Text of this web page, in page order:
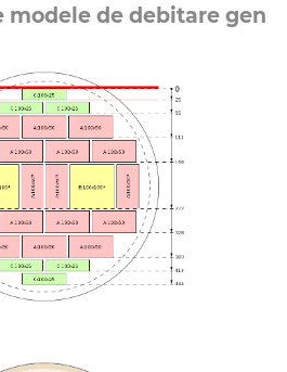
modele de debitare gen